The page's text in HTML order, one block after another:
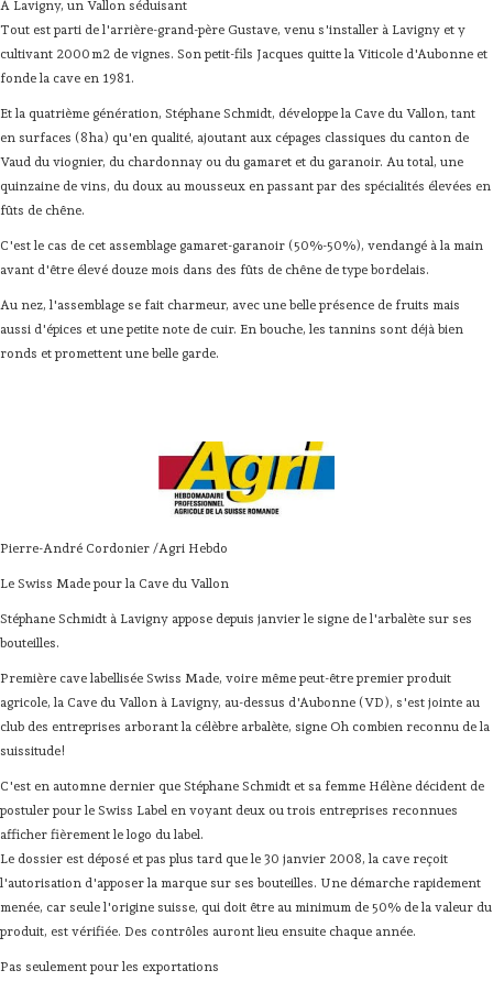
A Lavigny, un Vallon séduisant
Tout est parti de l'arrière-grand-père Gustave, venu s'installer à Lavigny et y
cultivant 2000 m2 de vignes. Son petit-fils Jacques quitte la Viticole d'Aubonne et
fonde la cave en 1981.
Et la quatrième génération, Stéphane Schmidt, développe la Cave du Vallon, tant
en surfaces (8 ha) qu'en qualité, ajoutant aux cépages classiques du canton de
Vaud du viognier, du chardonnay ou du gamaret et du garanoir. Au total, une
quinzaine de vins, du doux au mousseux en passant par des spécialités élevées en
fûts de chêne.
C'est le cas de cet assemblage gamaret-garanoir (50%-50%), vendangé à la main
avant d'être élevé douze mois dans des fûts de chêne de type bordelais.
Au nez, l'assemblage se fait charmeur, avec une belle présence de fruits mais
aussi d'épices et une petite note de cuir. En bouche, les tannins sont déjà bien
ronds et promettent une belle garde.
Pierre-André Cordonier /Agri Hebdo
Le Swiss Made pour la Cave du Vallon
Stéphane Schmidt à Lavigny appose depuis janvier le signe de l'arbalète sur ses
bouteilles.
Première cave labellisée Swiss Made, voire même peut-être premier produit
agricole, la Cave du Vallon à Lavigny, au-dessus d'Aubonne (VD), s'est jointe au
club des entreprises arborant la célèbre arbalète, signe Oh combien reconnu de la
suissitude!
C'est en automne dernier que Stéphane Schmidt et sa femme Hélène décident de
postuler pour le Swiss Label en voyant deux ou trois entreprises reconnues
afficher fièrement le logo du label.
Le dossier est déposé et pas plus tard que le 30 janvier 2008, la cave reçoit
l'autorisation d'apposer la marque sur ses bouteilles. Une démarche rapidement
menée, car seule l'origine suisse, qui doit être au minimum de 50% de la valeur du
produit, est vérifiée. Des contrôles auront lieu ensuite chaque année.
Pas seulement pour les exportations